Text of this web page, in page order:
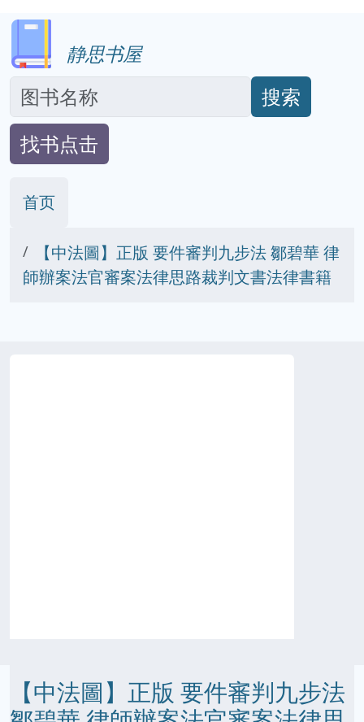
静思书屋
搜索
找书点击
首页
【中法圖】正版 要件審判九步法 鄒碧華 律
師辦案法官審案法律思路裁判文書法律書籍
【中法圖】正版 要件審判九步法